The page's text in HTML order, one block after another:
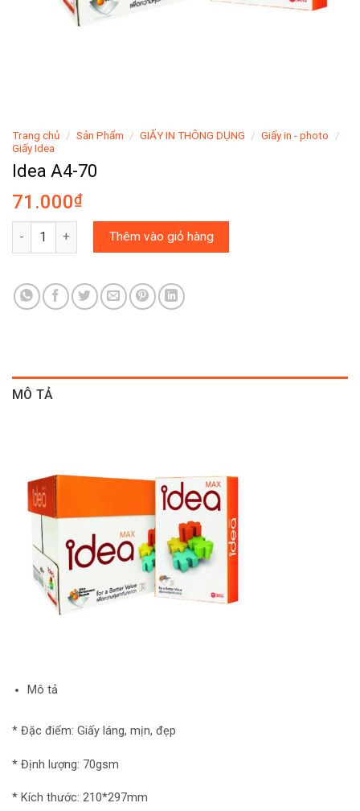
Trang chủ / Sản Phẩm / GIẤY IN THÔNG DỤNG / Giấy in - photo
/
Giấy Idea
Idea A4-70
71.000₫
Idea A4-70 số lượngThêm vào giỏ hàng
MÔ TẢ
Mô tả
* Đặc điểm: Giấy láng, mịn, đẹp
* Định lượng: 70gsm
* Kích thước: 210*297mm